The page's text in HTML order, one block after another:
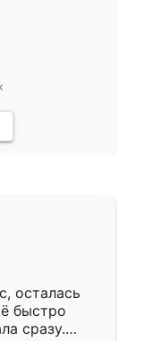
осталась
быстро
сразу.